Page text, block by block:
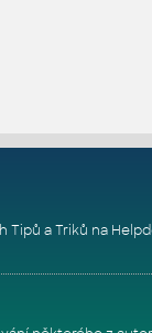
Tipů a Triků na